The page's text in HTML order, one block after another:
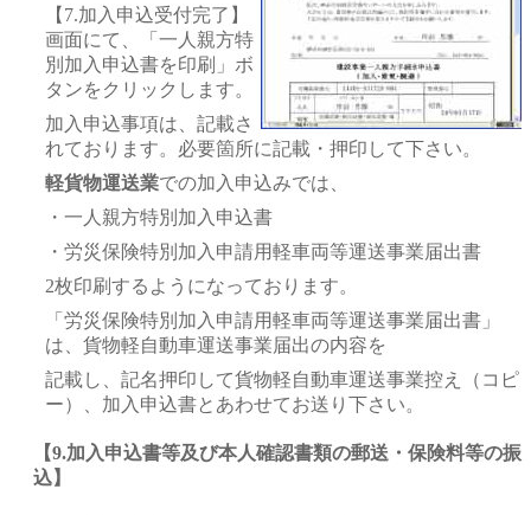
【7.加入申込受付完了】
画面にて、「一人親方特
別加入申込書を印刷」ボ
タンをクリックします。
加入申込事項は、記載さ
れております。必要箇所に記載・押印して下さい。
軽貨物運送業での加入申込みでは、
・一人親方特別加入申込書
・労災保険特別加入申請用軽車両等運送事業届出書
2枚印刷するようになっております。
「労災保険特別加入申請用軽車両等運送事業届出書」
は、貨物軽自動車運送事業届出の内容を
記載し、記名押印して貨物軽自動車運送事業控え（コピ
ー）、加入申込書とあわせてお送り下さい。
【9.加入申込書等及び本人確認書類の郵送・保険料等の振
込】